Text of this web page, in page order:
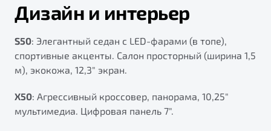
Дизайн и интерьер
S50: Элегантный седан с LED-фарами (в топе),
спортивные акценты. Салон просторный (ширина 1,5
м), экокожа, 12,3" экран.
X50: Агрессивный кроссовер, панорама, 10,25"
мультимедиа. Цифровая панель 7".